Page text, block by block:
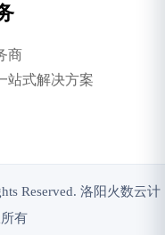
商
站式解决方案
Reserved. 洛阳火数云计
有